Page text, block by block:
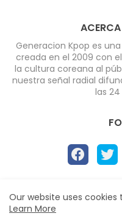
Generacion Kpop es
creada en el 2009 con
la cultura coreana al
nuestra señal radial
las
Home About
Our website uses
Learn More